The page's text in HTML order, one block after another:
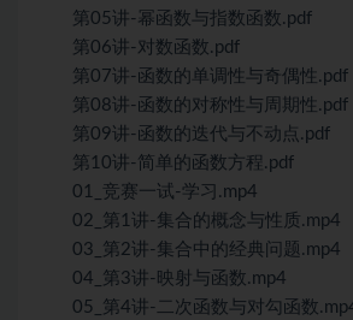
第05讲-幂函数与指数函数.pdf
第06讲-对数函数.pdf
第07讲-函数的单调性与奇偶性.pdf
第08讲-函数的对称性与周期性.pdf
第09讲-函数的迭代与不动点.pdf
第10讲-简单的函数方程.pdf
01_竞赛一试-学习.mp4
02_第1讲-集合的概念与性质.mp4
03_第2讲-集合中的经典问题.mp4
04_第3讲-映射与函数.mp4
05_第4讲-二次函数与对勾函数